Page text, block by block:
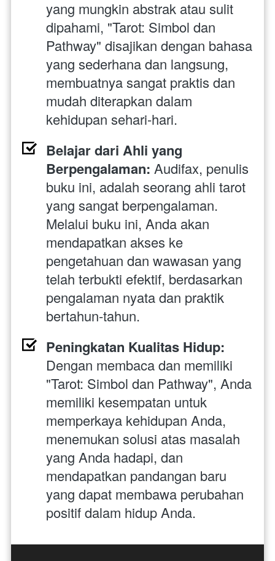
yang mungkin abstrak atau sulit
dipahami, "Tarot: Simbol dan
Pathway" disajikan dengan bahasa
yang sederhana dan langsung,
membuatnya sangat praktis dan
mudah diterapkan dalam
kehidupan sehari-hari.
Belajar dari Ahli yang
Berpengalaman: Audifax, penulis
buku ini, adalah seorang ahli tarot
yang sangat berpengalaman.
Melalui buku ini, Anda akan
mendapatkan akses ke
pengetahuan dan wawasan yang
telah terbukti efektif, berdasarkan
pengalaman nyata dan praktik
bertahun-tahun.
Dengan membaca dan memiliki
"Tarot: Simbol dan Pathway", Anda
memiliki kesempatan untuk
memperkaya kehidupan Anda,
menemukan solusi atas masalah
yang Anda hadapi, dan
mendapatkan pandangan baru
yang dapat membawa perubahan
positif dalam hidup Anda.